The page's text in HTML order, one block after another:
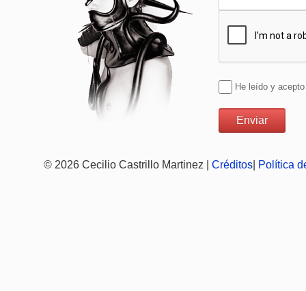
He leído y
© 2026 Cecilio Castrillo Martinez | Créditos Política